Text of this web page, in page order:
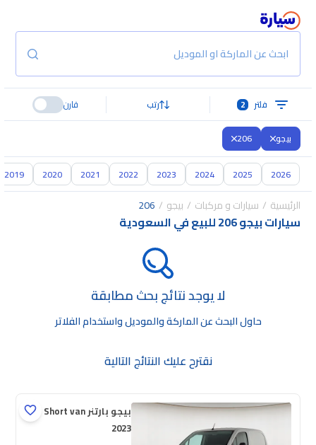
ابحث عن الماركة او الموديل
فلتر 2 رتب قارن
بيجو 206
2026
2025
2024
2023
2022
2021
2020
2019
الرئيسية سيارات و مركبات بيجو 206
سيارات بيجو 206 للبيع في السعودية
لا يوجد نتائج بحث مطابقة
حاول البحث عن الماركة والموديل واستخدام الفلاتر
نقترح عليك النتائج التالية
بيجو بارتنر Short van
2023